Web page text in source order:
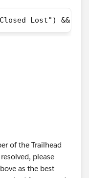
Lost") &&
of the Trailhead
please
as the best